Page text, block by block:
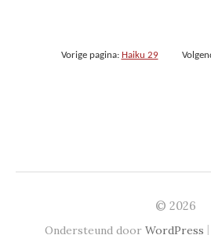
Vorige pagina: Haiku 29
© 2026
Ondersteund door WordPress |